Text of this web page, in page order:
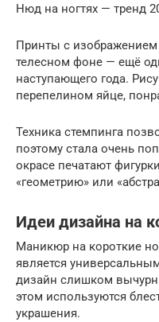
Нюд на ногтях — тренд
Принты с
телесном фоне — ещё
наступающего года.
перепелином яйце,
Техника стемпинга
поэтому стала очень
окрасе печатают
«геометрию» или
Идеи дизайна на
Маникюр на короткие
является
дизайн слишком
этом используются
украшения.